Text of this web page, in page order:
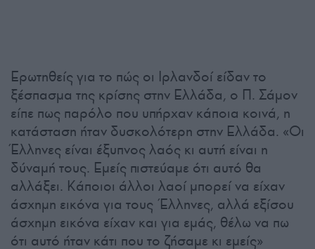
Ερωτηθείς για το πώς οι Ιρλανδοί είδαν το
ξέσπασμα της κρίσης στην Ελλάδα, ο Π. Σάμον
είπε πως παρόλο που υπήρχαν κάποια κοινά, η
κατάσταση ήταν δυσκολότερη στην Ελλάδα. «Οι
Έλληνες είναι έξυπνος λαός κι αυτή είναι η
δύναμή τους. Εμείς πιστεύαμε ότι αυτό θα
αλλάξει. Κάποιοι άλλοι λαοί μπορεί να είχαν
άσχημη εικόνα για τους Έλληνες, αλλά εξίσου
άσχημη εικόνα είχαν και για εμάς, θέλω να πω
ότι αυτό ήταν κάτι που το ζήσαμε κι εμείς»